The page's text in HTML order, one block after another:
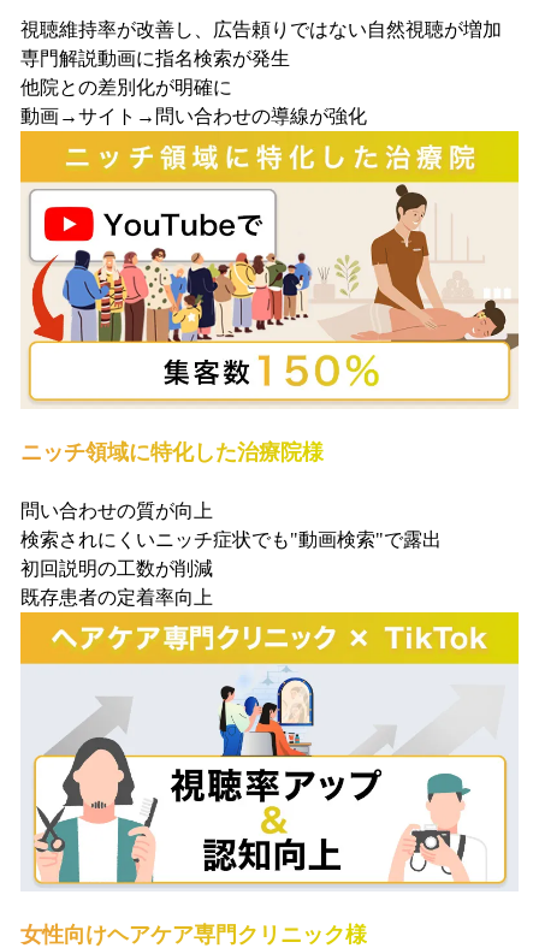
視聴維持率が改善し、広告頼りではない自然視聴が増加
専門解説動画に指名検索が発生
他院との差別化が明確に
動画→サイト→問い合わせの導線が強化
ニッチ領域に特化した治療院様
問い合わせの質が向上
検索されにくいニッチ症状でも"動画検索"で露出
初回説明の工数が削減
既存患者の定着率向上
女性向けヘアケア専門クリニック様